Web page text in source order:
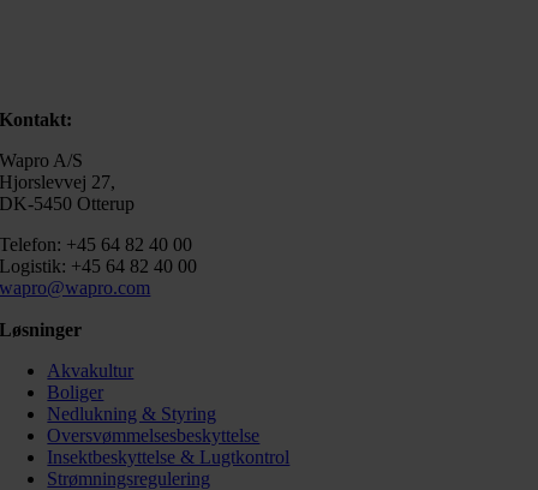
Kontakt:
Wapro A/S
Hjorslevvej 27,
DK-5450 Otterup
Telefon: +45 64 82 40 00
Logistik: +45 64 82 40 00
wapro@wapro.com
Løsninger
Akvakultur
Boliger
Nedlukning & Styring
Oversvømmelsesbeskyttelse
Insektbeskyttelse & Lugtkontrol
Strømningsregulering